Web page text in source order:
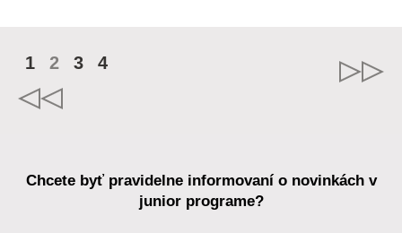
1 2 3 4
Chcete byť pravidelne informovaní o novinkách v
junior programe?